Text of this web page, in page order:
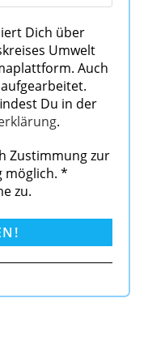
Dich über
Umwelt
Auch
Du in der
.
Zustimmung zur
möglich. *
zu.